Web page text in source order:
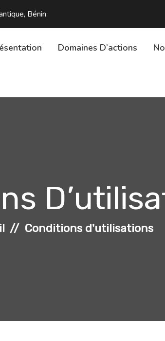
Bénin
Domaines D’actions
Conditions d'utilisations